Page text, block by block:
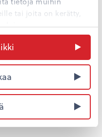
tai joita on kerätty,